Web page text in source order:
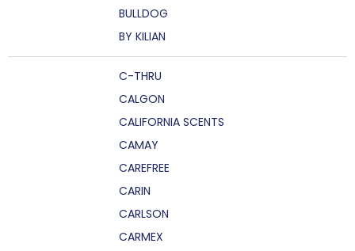
BULLDOG
BY KILIAN
C-THRU
CALGON
CALIFORNIA SCENTS
CAMAY
CAREFREE
CARIN
CARLSON
CARMEX